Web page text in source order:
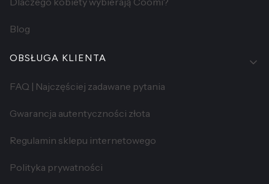
Blog
OBSŁUGA KLIENTA
FAQ | Najczęściej zadawane pytania
Gwarancja autentyczności złota
Regulamin sklepu internetowego
Polityka prywatności